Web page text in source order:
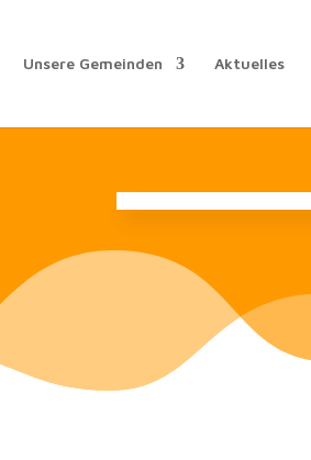
Unsere Gemeinden Aktuelles